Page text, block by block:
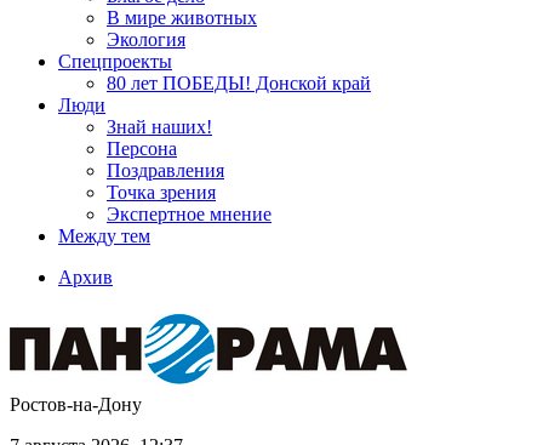
В мире животных
Экология
Спецпроекты
80 лет ПОБЕДЫ! Донской край
Люди
Знай наших!
Персона
Поздравления
Точка зрения
Экспертное мнение
Между тем
Архив
Ростов-на-Дону